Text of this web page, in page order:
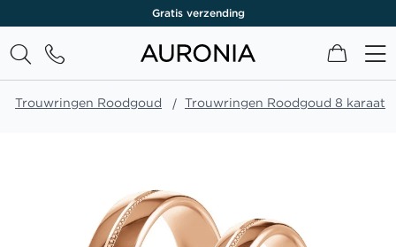
Levenslange garantie
Trouwringen Roodgoud Trouwringen Roodgoud 8 karaat